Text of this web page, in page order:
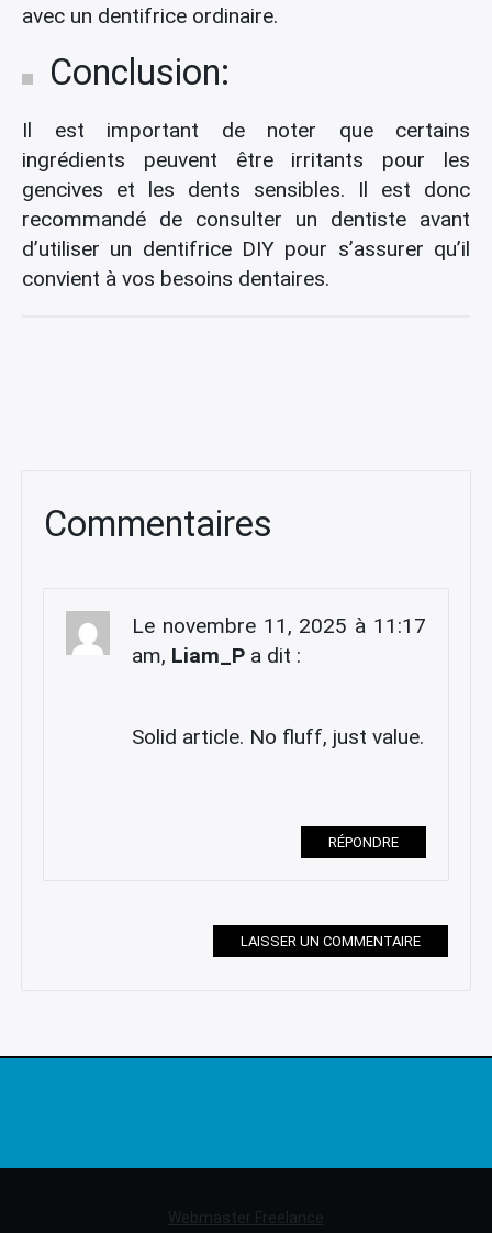
avec un dentifrice ordinaire.
Conclusion:
Il est important de noter que certains
ingrédients peuvent être irritants pour les
gencives et les dents sensibles. Il est donc
recommandé de consulter un dentiste avant
d’utiliser un dentifrice DIY pour s’assurer qu’il
convient à vos besoins dentaires.
Commentaires
Le novembre 11, 2025 à 11:17
am, Liam_P a dit :
Solid article. No fluff, just value.
RÉPONDRE
LAISSER UN COMMENTAIRE
Webmaster Freelance